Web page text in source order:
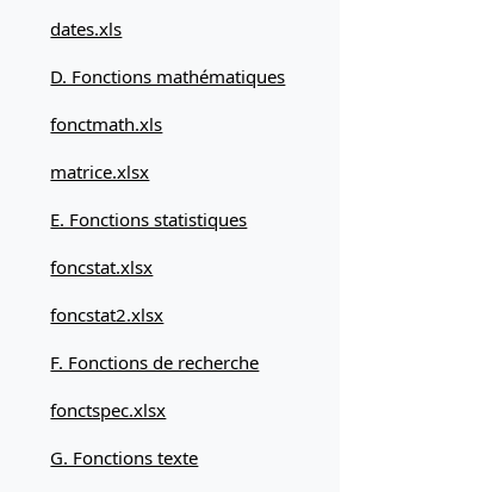
dates.xls
D. Fonctions mathématiques
fonctmath.xls
matrice.xlsx
E. Fonctions statistiques
foncstat.xlsx
foncstat2.xlsx
F. Fonctions de recherche
fonctspec.xlsx
G. Fonctions texte